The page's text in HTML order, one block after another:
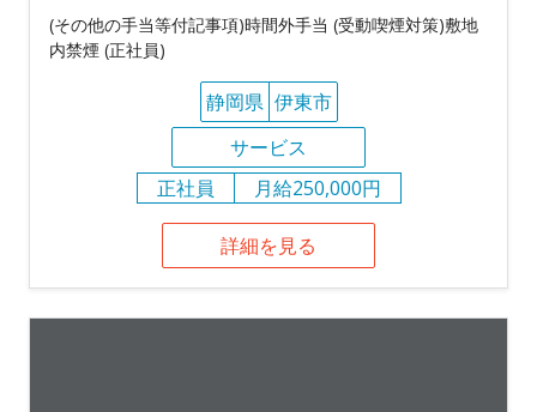
(その他の手当等付記事項)時間外手当 (受動喫煙対策)敷地
内禁煙 (正社員)
静岡県 伊東市
サービス
正社員
月給250,000円
詳細を見る